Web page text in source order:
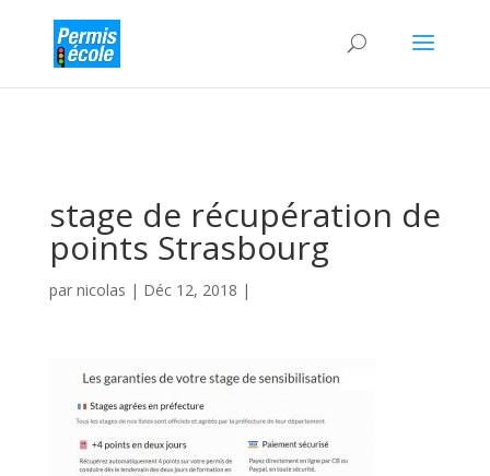
stage de récupération de
points Strasbourg
par nicolas | Déc 12, 2018 |